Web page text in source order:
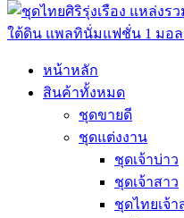
หน้าหลัก
สินค้าทั้งหมด
ชุดขายดี
ชุดแต่งงาน
ชุดเจ้าบ่าว
ชุดเจ้าสาว
ชุดไทยเจ้